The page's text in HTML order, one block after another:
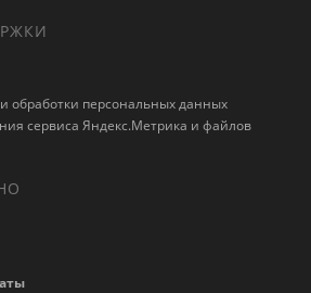
обработки персональных данных
сервиса Яндекс.Метрика и файлов